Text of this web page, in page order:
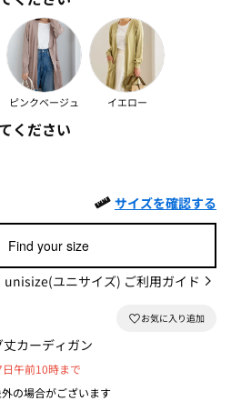
ピンクベージュ イエロー
ください
サイズを確認する
Find your size
unisize(ユニサイズ) ご利用ガイド
カーディガン
日午前10時まで
の場合がございます